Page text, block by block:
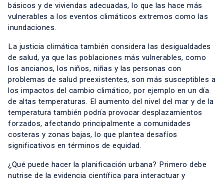
básicos y de viviendas adecuadas, lo que las hace más
vulnerables a los eventos climáticos extremos como las
inundaciones.
La justicia climática también considera las desigualdades
de salud, ya que las poblaciones más vulnerables, como
los ancianos, los niños, niñas y las personas con
problemas de salud preexistentes, son más susceptibles a
los impactos del cambio climático, por ejemplo en un día
de altas temperaturas. El aumento del nivel del mar y de la
temperatura también podría provocar desplazamientos
forzados, afectando principalmente a comunidades
costeras y zonas bajas, lo que plantea desafíos
significativos en términos de equidad.
¿Qué puede hacer la planificación urbana? Primero debe
nutrise de la evidencia científica para interactuar y